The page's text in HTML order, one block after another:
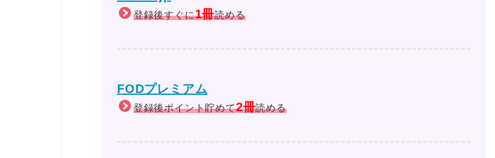
登録後すぐに1冊読める
FODプレミアム
登録後ポイント貯めて2冊読める